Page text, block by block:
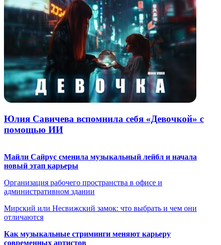
Юлия Савичева вспомнила себя «Девочкой» с
помощью ИИ
Майли Сайрус сменила музыкальный лейбл и начала
новый этап карьеры
Организация рабочего пространства в офисе и
административном здании
Мирский или Несвижский замок: что выбрать и чем они
отличаются
Как музыкальные стриминги меняют карьеру
современных артистов